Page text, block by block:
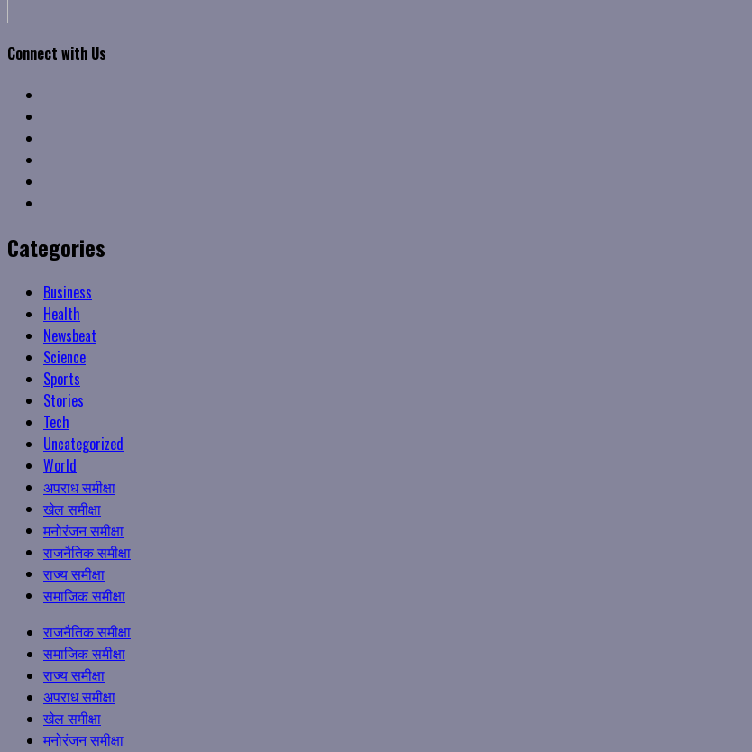
Connect with Us
Categories
Business
Health
Newsbeat
Science
Sports
Stories
Tech
Uncategorized
World
अपराध समीक्षा
खेल समीक्षा
मनोरंजन समीक्षा
राजनैतिक समीक्षा
राज्य समीक्षा
समाजिक समीक्षा
Primary
Menu
राजनैतिक समीक्षा
समाजिक समीक्षा
राज्य समीक्षा
अपराध समीक्षा
खेल समीक्षा
मनोरंजन समीक्षा